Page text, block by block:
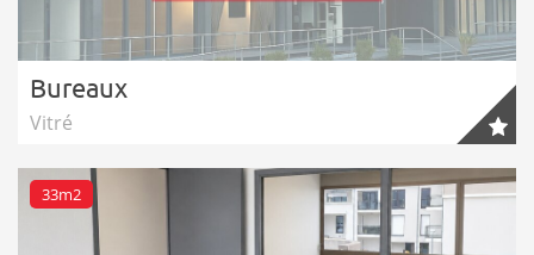
Bureaux
Vitré
33m2